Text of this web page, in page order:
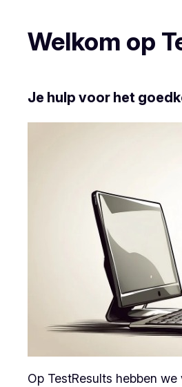
Welkom op
Je hulp voor het
Op TestResults hebben